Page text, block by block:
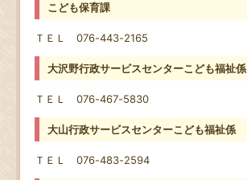
こども保育課
ＴＥＬ 076-443-2165
大沢野行政サービスセンターこども福祉係
ＴＥＬ 076-467-5830
大山行政サービスセンターこども福祉係
ＴＥＬ 076-483-2594